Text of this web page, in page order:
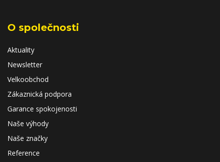
O společnosti
Aktuality
Newsletter
Velkoobchod
Zákaznická podpora
Garance spokojenosti
Naše výhody
Naše značky
Reference